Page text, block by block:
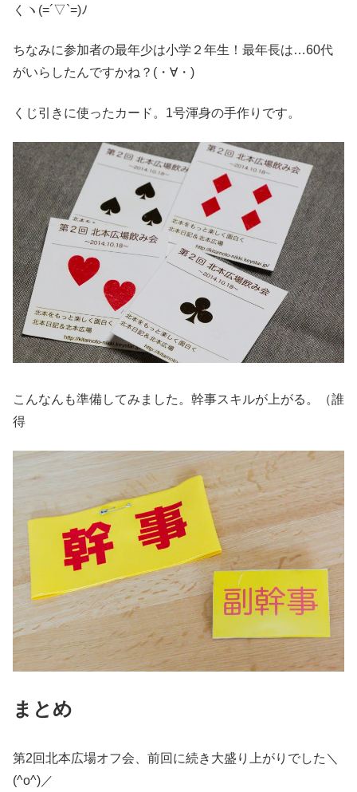
くヽ(=´▽`=)ﾉ
ちなみに参加者の最年少は小学２年生！最年長は…60代
がいらしたんですかね？(・∀・)
くじ引きに使ったカード。1号渾身の手作りです。
こんなんも準備してみました。幹事スキルが上がる。（誰
得
まとめ
第2回北本広場オフ会、前回に続き大盛り上がりでした＼
(^o^)／